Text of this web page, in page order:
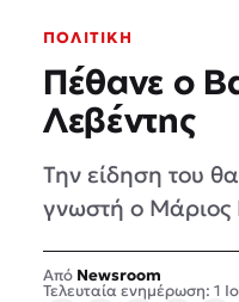
ΠΟΛΙΤΙΚΗ
Πέθανε ο
Λεβέντης
Την είδηση του
γνωστή ο Μάριος
Newsroom
Τελευταία ενημέρωση: 1